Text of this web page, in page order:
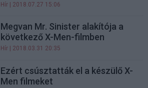
Hír | 2018.07.27 15:06
Megvan Mr. Sinister alakítója a
következő X-Men-filmben
Hír | 2018.03.31 20:35
Ezért csúsztatták el a készülő X-
Men filmeket